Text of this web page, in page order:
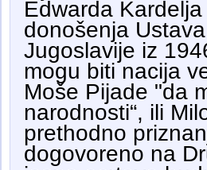
Edwarda
donošenja
Jugoslavije iz
mogu biti nacija
Moše Pijade "da
narodnosti“, ili
prethodno
dogovoreno na